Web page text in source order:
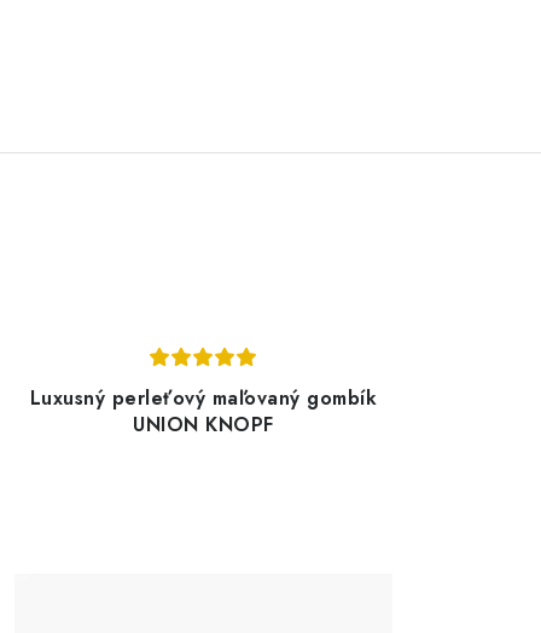
Luxusný perleťový maľovaný gombík
UNION KNOPF